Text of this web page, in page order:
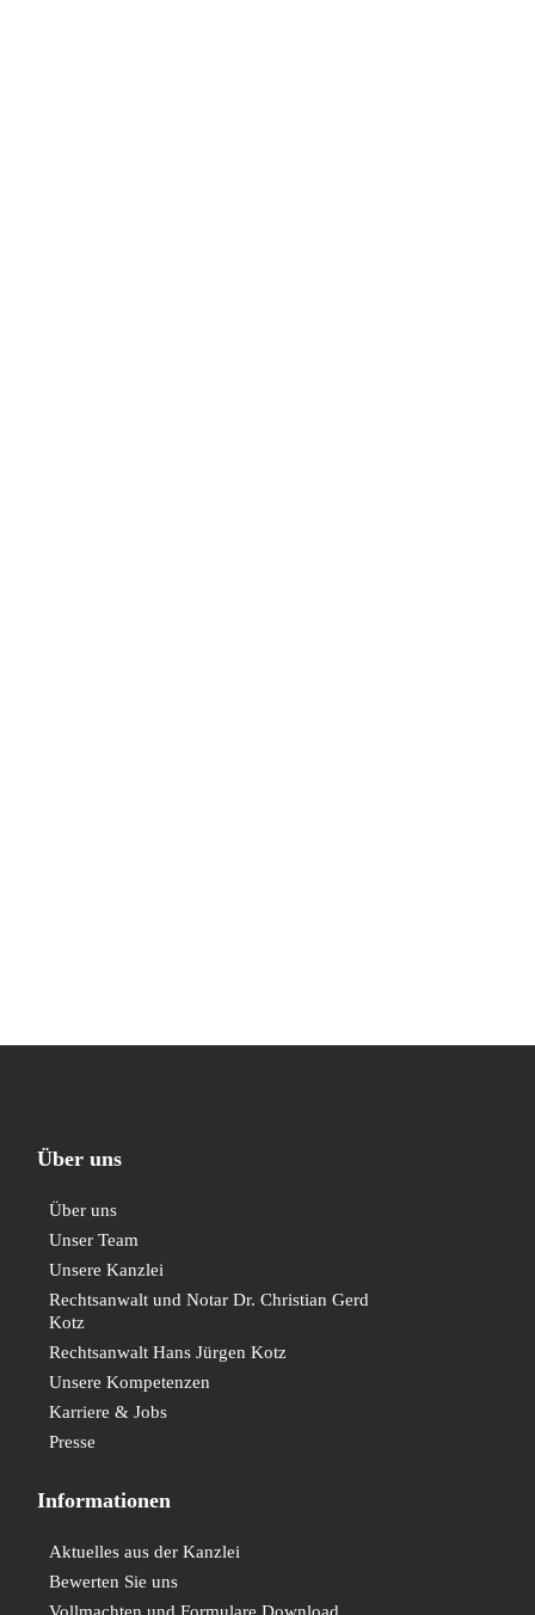
Über uns
Über uns
Unser Team
Unsere Kanzlei
Rechtsanwalt und Notar Dr. Christian Gerd
Kotz
Rechtsanwalt Hans Jürgen Kotz
Unsere Kompetenzen
Karriere & Jobs
Presse
Informationen
Aktuelles aus der Kanzlei
Bewerten Sie uns